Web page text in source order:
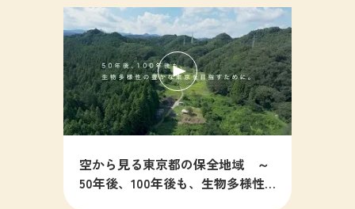
空から見る東京都の保全地域 ～
50年後、100年後も、生物多様性